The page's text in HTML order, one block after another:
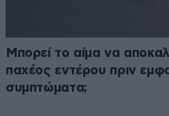
Μπορεί το αίμα να
παχέος εντέρου πριν
συμπτώματα;